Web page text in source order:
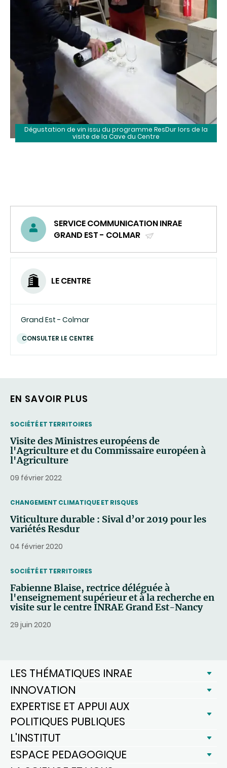
Dégustation de vin issu du programme ResDur lors de la
visite de la Cave du Centre
SERVICE COMMUNICATION INRAE
GRAND EST - COLMAR
UN
LE CENTRE
Grand Est - Colmar
CONSULTER LE CENTRE
EN SAVOIR PLUS
THEMATIC
SOCIÉTÉ ET TERRITOIRES
Visite des Ministres européens de
l'Agriculture et du Commissaire européen à
l'Agriculture
09 février 2022
THEMATIC
CHANGEMENT CLIMATIQUE ET RISQUES
Viticulture durable : Sival d’or 2019 pour les
variétés Resdur
04 février 2020
THEMATIC
SOCIÉTÉ ET TERRITOIRES
Fabienne Blaise, rectrice déléguée à
l'enseignement supérieur et à la recherche en
visite sur le centre INRAE Grand Est-Nancy
29 juin 2020
LES THÉMATIQUES INRAE
INNOVATION
EXPERTISE ET APPUI AUX
POLITIQUES PUBLIQUES
L'INSTITUT
ESPACE PEDAGOGIQUE